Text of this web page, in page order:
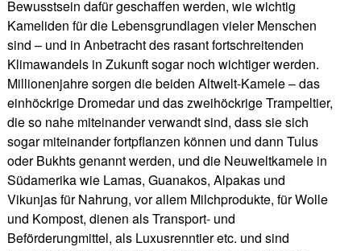
Bewusstsein dafür geschaffen werden, wie wichtig
Kameliden für die Lebensgrundlagen vieler Menschen
sind – und in Anbetracht des rasant fortschreitenden
Klimawandels in Zukunft sogar noch wichtiger werden.
Millionenjahre sorgen die beiden Altwelt-Kamele – das
einhöckrige Dromedar und das zweihöckrige Trampeltier,
die so nahe miteinander verwandt sind, dass sie sich
sogar miteinander fortpflanzen können und dann Tulus
oder Bukhts genannt werden, und die Neuweltkamele in
Südamerika wie Lamas, Guanakos, Alpakas und
Vikunjas für Nahrung, vor allem Milchprodukte, für Wolle
und Kompost, dienen als Transport- und
Beförderungmittel, als Luxusrenntier etc. und sind